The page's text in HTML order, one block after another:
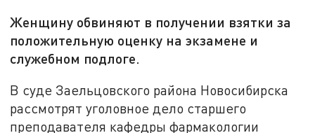
Женщину обвиняют в получении взятки за
положительную оценку на экзамене и
служебном подлоге.
В суде Заельцовского района Новосибирска
рассмотрят уголовное дело старшего
преподавателя кафедры фармакологии